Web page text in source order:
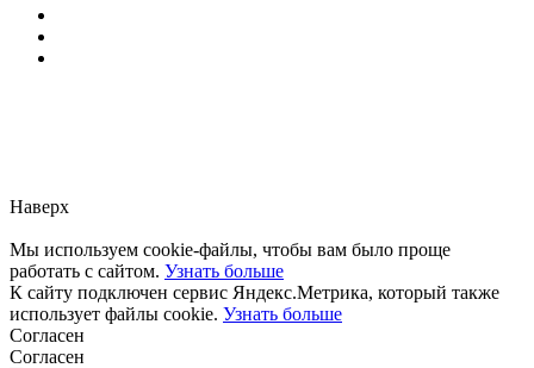
Наверх
Мы используем cookie-файлы, чтобы вам было проще
работать с сайтом. Узнать больше
К сайту подключен сервис Яндекс.Метрика, который также
использует файлы cookie. Узнать больше
Согласен
Согласен